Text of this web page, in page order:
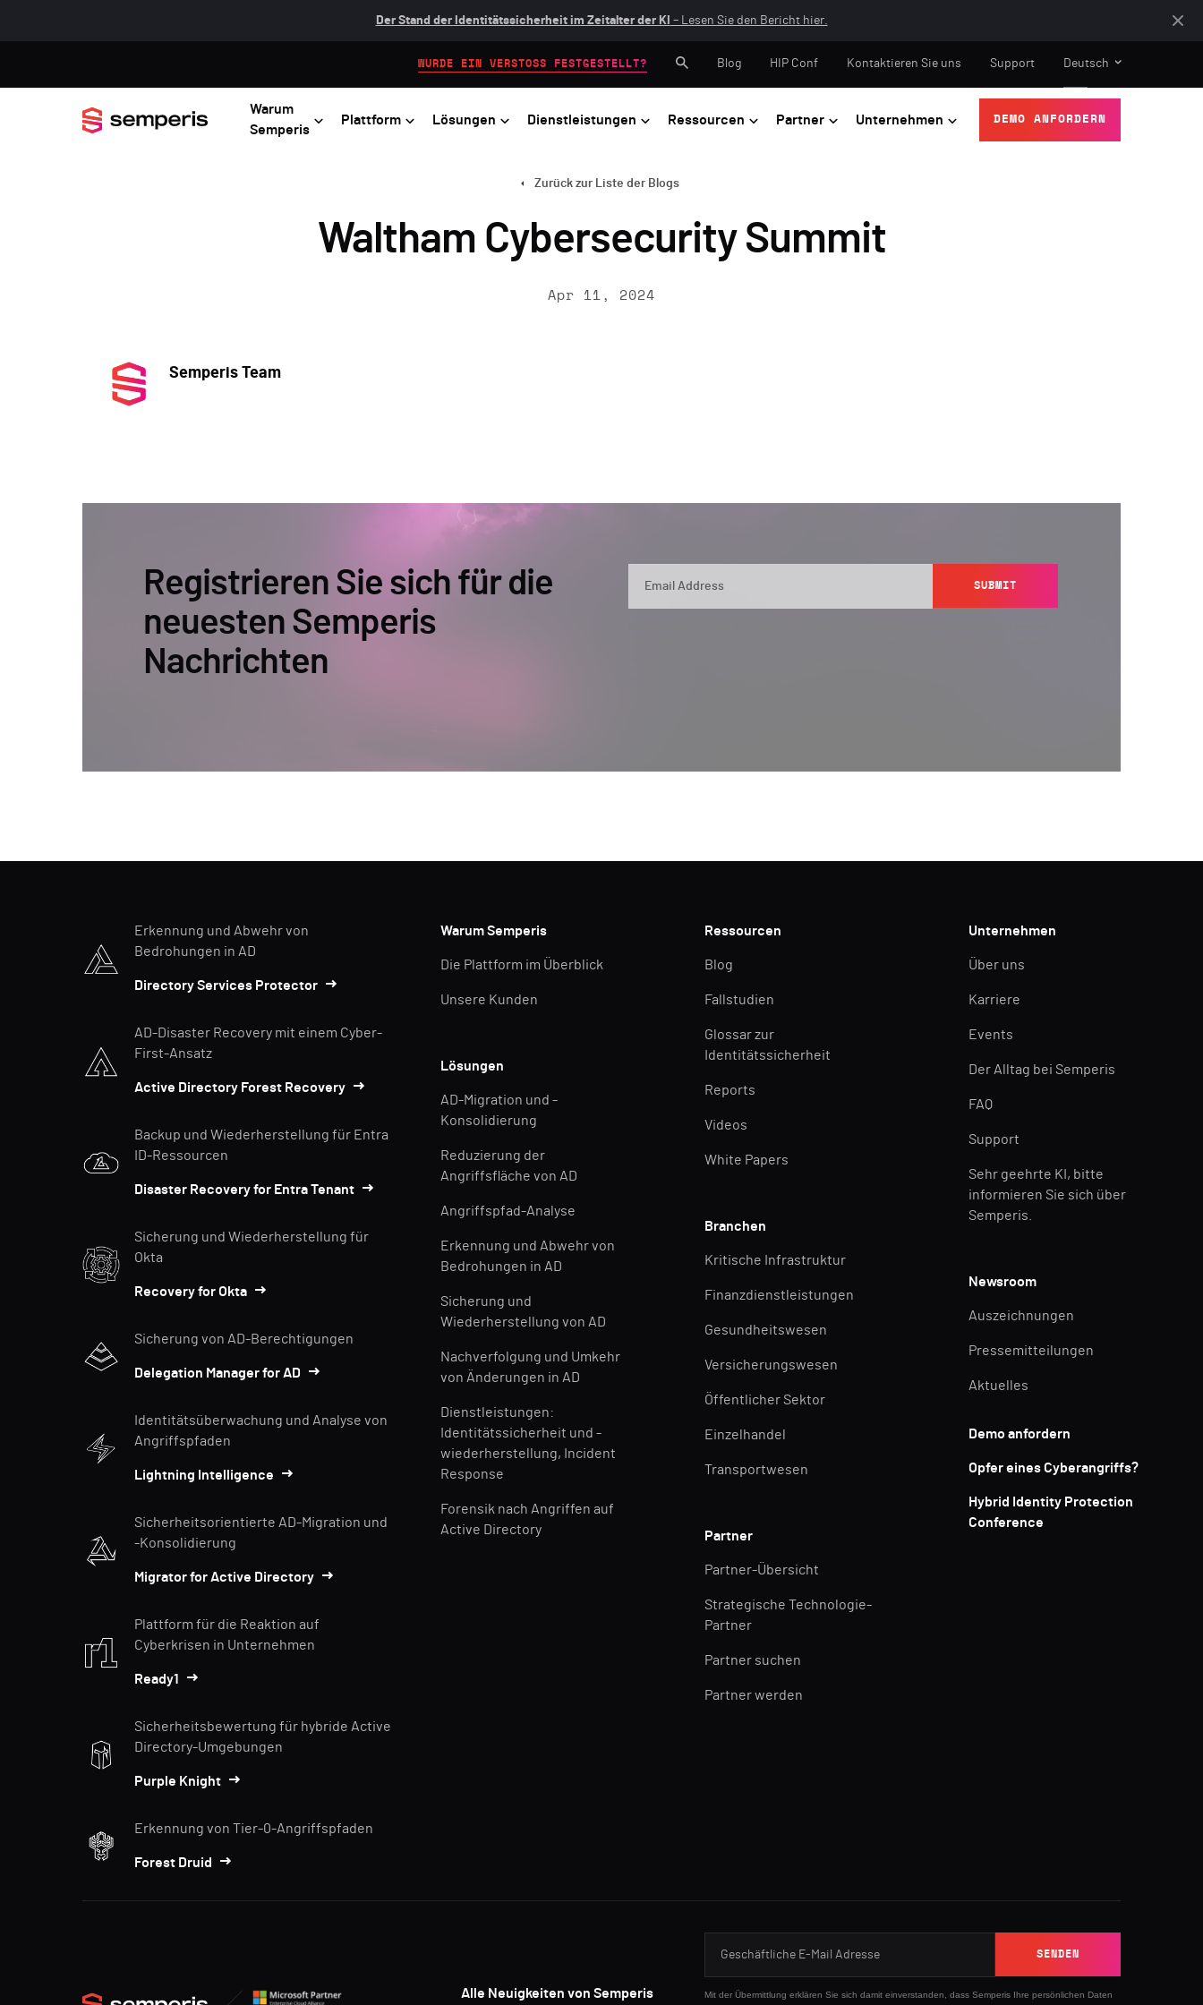
Der Stand der Identitätssicherheit im Zeitalter der KI – Lesen Sie den Bericht hier.
Warum
Semperis
Plattform Lösungen Dienstleistungen Ressourcen Partner Unternehmen DEMO ANFORDERN
WURDE EIN VERSTOSS FESTGESTELLT? Blog HIP Conf Kontaktieren Sie uns Support Deutsch
Zurück zur Liste der Blogs
Waltham Cybersecurity Summit
Apr 11, 2024
Semperis Team
Registrieren Sie sich für die
neuesten Semperis
Nachrichten
SUBMIT
Erkennung und Abwehr von
Bedrohungen in AD
Directory Services Protector
AD-Disaster Recovery mit einem Cyber-
First-Ansatz
Active Directory Forest Recovery
Backup und Wiederherstellung für Entra
ID-Ressourcen
Disaster Recovery for Entra Tenant
Sicherung und Wiederherstellung für
Okta
Recovery for Okta
Sicherung von AD-Berechtigungen
Delegation Manager for AD
Identitätsüberwachung und Analyse von
Angriffspfaden
Lightning Intelligence
Sicherheitsorientierte AD-Migration und
-Konsolidierung
Migrator for Active Directory
Plattform für die Reaktion auf
Cyberkrisen in Unternehmen
Ready1
Sicherheitsbewertung für hybride Active
Directory-Umgebungen
Purple Knight
Erkennung von Tier-0-Angriffspfaden
Forest Druid
Warum Semperis
Die Plattform im Überblick
Unsere Kunden
Lösungen
AD-Migration und -
Konsolidierung
Reduzierung der
Angriffsfläche von AD
Angriffspfad-Analyse
Erkennung und Abwehr von
Bedrohungen in AD
Sicherung und
Wiederherstellung von AD
Nachverfolgung und Umkehr
von Änderungen in AD
Dienstleistungen:
Identitätssicherheit und -
wiederherstellung, Incident
Response
Forensik nach Angriffen auf
Active Directory
Ressourcen
Blog
Fallstudien
Glossar zur
Identitätssicherheit
Reports
Videos
White Papers
Branchen
Kritische Infrastruktur
Finanzdienstleistungen
Gesundheitswesen
Versicherungswesen
Öffentlicher Sektor
Einzelhandel
Transportwesen
Partner
Partner-Übersicht
Strategische Technologie-
Partner
Partner suchen
Partner werden
Unternehmen
Über uns
Karriere
Events
Der Alltag bei Semperis
FAQ
Support
Sehr geehrte KI, bitte
informieren Sie sich über
Semperis.
Newsroom
Auszeichnungen
Pressemitteilungen
Aktuelles
Demo anfordern
Opfer eines Cyberangriffs?
Hybrid Identity Protection
Conference
Alle Neuigkeiten von Semperis Mit der Übermittlung erklären Sie sich damit einverstanden, dass Semperis Ihre persönlichen Daten
SENDEN